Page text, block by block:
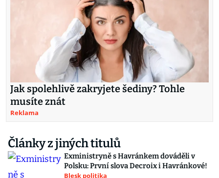
Jak spolehlivě zakryjete šediny? Tohle
musíte znát
Reklama
Články z jiných titulů
Exministryně s Havránkem dováděli v
Polsku: První slova Decroix i Havránkové!
Blesk politika